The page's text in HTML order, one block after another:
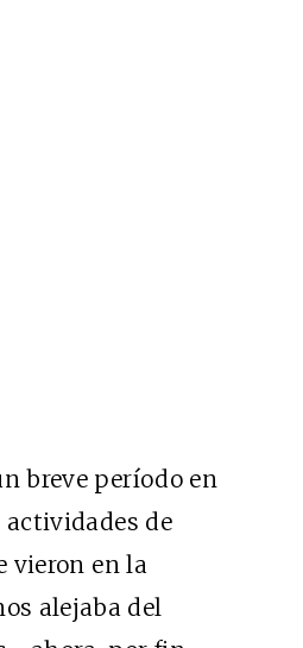
breve período en
actividades de
vieron en la
alejaba del